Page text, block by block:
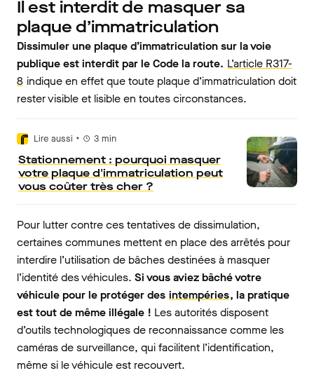
Il est interdit de masquer sa
plaque d’immatriculation
Dissimuler une plaque d’immatriculation sur la voie
publique est interdit par le Code la route. L’article R317-
8 indique en effet que toute plaque d’immatriculation doit
rester visible et lisible en toutes circonstances.
Lire aussi • 3 min
Stationnement : pourquoi masquer
votre plaque d'immatriculation peut
vous coûter très cher ?
Pour lutter contre ces tentatives de dissimulation,
certaines communes mettent en place des arrêtés pour
interdire l’utilisation de bâches destinées à masquer
l’identité des véhicules. Si vous aviez bâché votre
véhicule pour le protéger des intempéries, la pratique
est tout de même illégale ! Les autorités disposent
d’outils technologiques de reconnaissance comme les
caméras de surveillance, qui facilitent l’identification,
même si le véhicule est recouvert.